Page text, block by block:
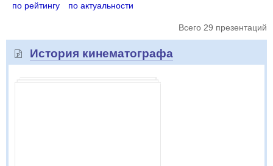
по рейтингу по актуальности
Всего 29 презентаций
История кинематографа